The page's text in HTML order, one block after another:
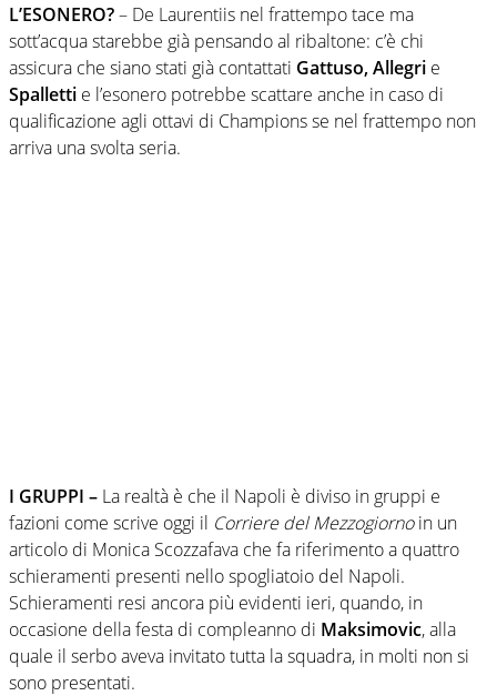
L’ESONERO?– De Laurentiis nel frattempo tace ma
sott’acqua starebbe già pensando al ribaltone: c’è chi
assicura che siano stati già contattati Gattuso, Allegri e
Spalletti e l’esonero potrebbe scattare anche in caso di
qualificazione agli ottavi di Champions se nel frattempo non
arriva una svolta seria.
I GRUPPI – La realtà è che il Napoli è diviso in gruppi e
fazioni come scrive oggi il Corriere del Mezzogiornoin un
articolo di Monica Scozzafava che fa riferimento a quattro
schieramenti presenti nello spogliatoio del Napoli.
Schieramenti resi ancora più evidenti ieri, quando, in
occasione della festa di compleanno di Maksimovic, alla
quale il serbo aveva invitato tutta la squadra, in molti non si
sono presentati.